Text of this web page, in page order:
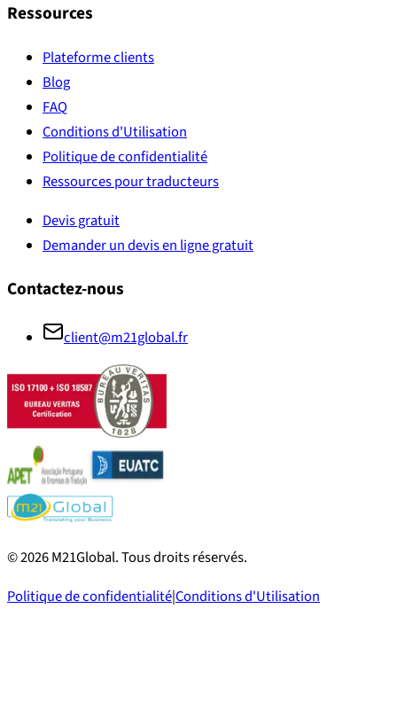
Ressources
Plateforme clients
Blog
FAQ
Conditions d'Utilisation
Politique de confidentialité
Ressources pour traducteurs
Devis gratuit
Demander un devis en ligne gratuit
Contactez-nous
client@m21global.fr
©2026M21Global.Tous droits réservés.
Politique de confidentialité|Conditions d'Utilisation